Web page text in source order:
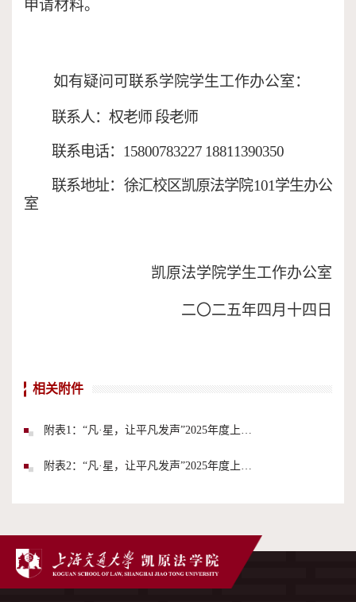
申请材料。
如有疑问可联系学院学生工作办公室：
联系人： 权老师段老师
联系电话： 15800783227 18811390350
联系地址：徐汇校区凯原法学院101学生办公
室
凯原法学院学生工作办公室
二〇二五年四 月 十四 日
相关附件
附表1：“凡·星，让平凡发声”2025年度上海交通大学励志典型人物评选活动申请表.docx
附表2：“凡·星，让平凡发声”2025年度上海交通大学励志典型人物评选活动报名表推荐汇总表.xlsx